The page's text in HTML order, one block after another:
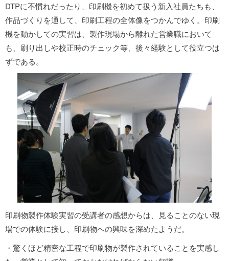
DTPに不慣れだったり、印刷機を初めて扱う新入社員たちも、
作品づくりを通して、印刷工程の全体像をつかんでゆく。印刷
機を動かしての実習は、製作現場から離れた営業職において
も、刷り出しや校正時のチェック等、後々経験として役立つは
ずである。
印刷物製作体験実習の受講者の感想からは、見ることのない現
場での体験に接し、印刷物への興味を深めたようだ。
・驚くほど精密な工程で印刷物が製作されていることを実感し